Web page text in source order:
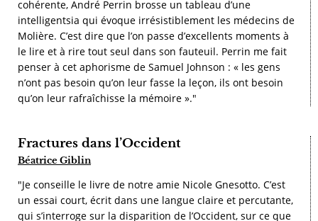
cohérente, André Perrin brosse un tableau d’une
intelligentsia qui évoque irrésistiblement les médecins de
Molière. C’est dire que l’on passe d’excellents moments à
le lire et à rire tout seul dans son fauteuil. Perrin me fait
penser à cet aphorisme de Samuel Johnson : « les gens
n’ont pas besoin qu’on leur fasse la leçon, ils ont besoin
qu’on leur rafraîchisse la mémoire »."
Fractures dans l’Occident
Béatrice Giblin
"Je conseille le livre de notre amie Nicole Gnesotto. C’est
un essai court, écrit dans une langue claire et percutante,
qui s’interroge sur la disparition de l’Occident, sur ce que